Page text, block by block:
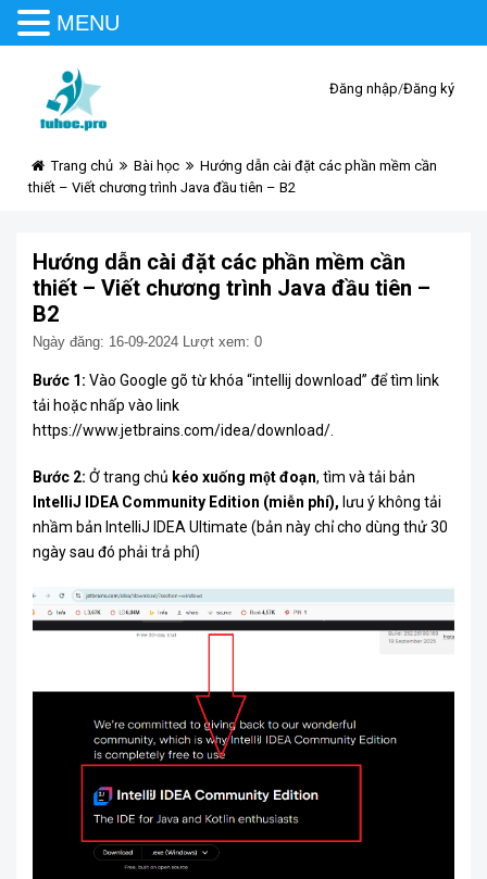
Đăng nhập/Đăng ký
Trang chủ Bài học
Hướng dẫn cài đặt các phần mềm cần
thiết – Viết chương trình Java đầu tiên – B2
Hướng dẫn cài đặt các phần mềm cần
thiết – Viết chương trình Java đầu tiên –
B2
Ngày đăng: 16-09-2024 Lượt xem: 0
Bước 1: Vào Google gõ từ khóa “intellij download” để tìm link
tải hoặc nhấp vào link
https://www.jetbrains.com/idea/download/
Bước 2: Ở trang chủ kéo xuống một đoạn, tìm và tải bản
IntelliJ IDEA Community Edition (miễn phí), lưu ý không tải
nhầm bản IntelliJ IDEA Ultimate (bản này chỉ cho dùng thử 30
ngày sau đó phải trả phí)
MENU